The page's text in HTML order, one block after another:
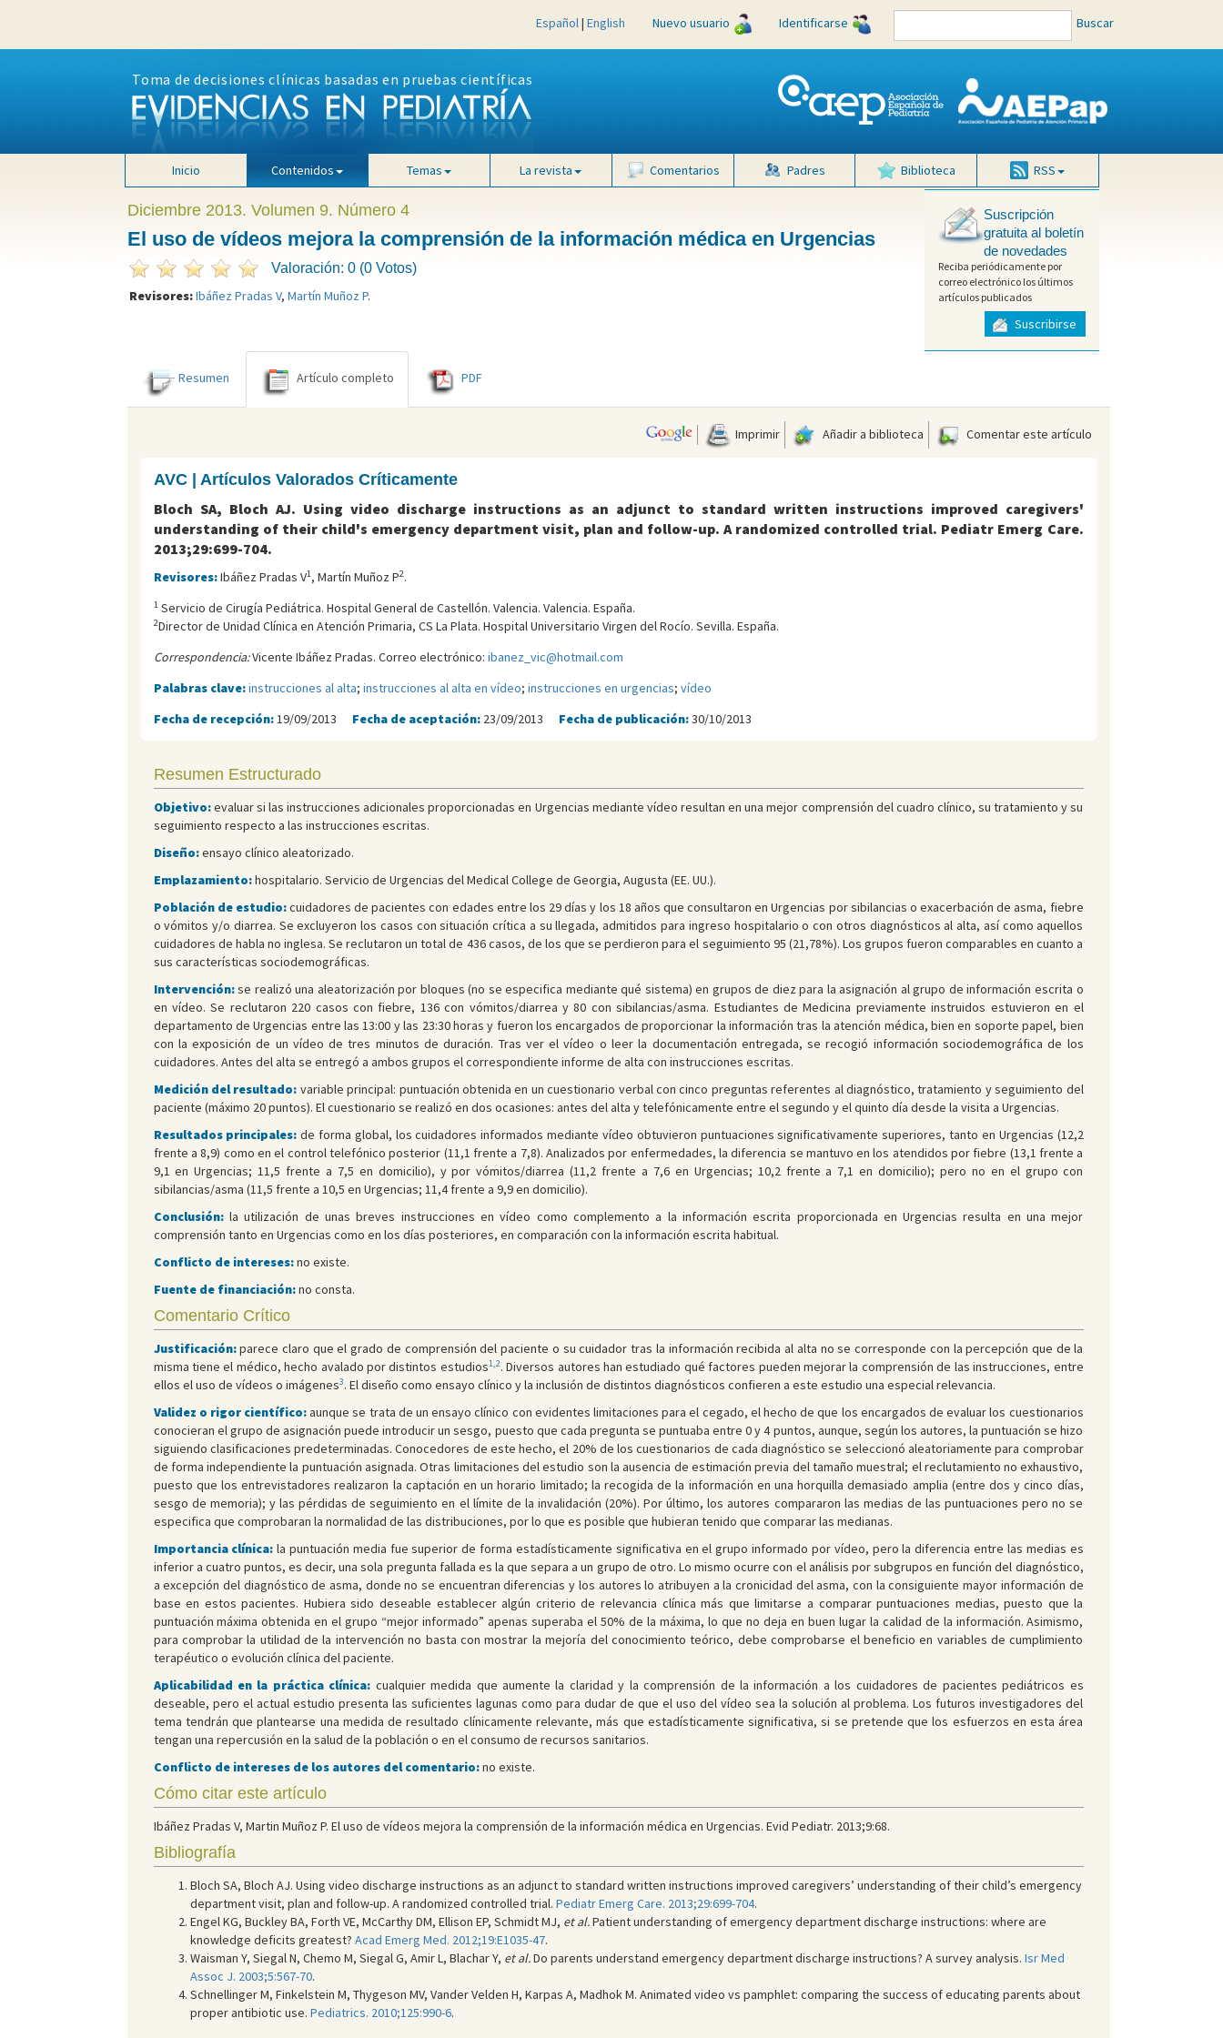
Español| English Nuevo usuario Identificarse Buscar
Toma de decisiones clínicas basadas en pruebas científicas
Inicio Contenidos Temas La revista Comentarios Padres Biblioteca RSS
Diciembre 2013. Volumen 9. Número 4
El uso de vídeos mejora la comprensión de la información médica en Urgencias
Valoración: 0 (0 Votos)
Revisores:Ibáñez Pradas V, Martín Muñoz P.
Suscripción
gratuita al boletín
de novedades
Reciba periódicamente por
correo electrónico los últimos
artículos publicados
Suscribirse
Resumen Artículo completo PDF
Imprimir Añadir a biblioteca Comentar este artículo
AVC | Artículos Valorados Críticamente
Bloch SA, Bloch AJ. Using video discharge instructions as an adjunct to standard written instructions improved caregivers'
understanding of their child's emergency department visit, plan and follow-up. A randomized controlled trial. Pediatr Emerg Care.
2013;29:699-704.
Revisores:Ibáñez Pradas V1, Martín Muñoz P2.
1Servicio de Cirugía Pediátrica. Hospital General de Castellón. Valencia. Valencia. España.
2Director de Unidad Clínica en Atención Primaria, CS La Plata. Hospital Universitario Virgen del Rocí­o. Sevilla. España.
Correspondencia:Vicente Ibáñez Pradas. Correo electrónico: ibanez_vic@hotmail.com
Palabras clave:instrucciones al alta; instrucciones al alta en vídeo; instrucciones en urgencias; vídeo
Fecha de recepción:19/09/2013 Fecha de aceptación: 23/09/2013 Fecha de publicación:30/10/2013
Resumen Estructurado
Objetivo:evaluar si las instrucciones adicionales proporcionadas en Urgencias mediante vídeo resultan en una mejor comprensión del cuadro clínico, su tratamiento y su
seguimiento respecto a las instrucciones escritas.
Diseño:ensayo clínico aleatorizado.
Emplazamiento:hospitalario. Servicio de Urgencias del Medical College de Georgia, Augusta (EE. UU.).
Población de estudio:cuidadores de pacientes con edades entre los 29 días y los 18 años que consultaron en Urgencias por sibilancias o exacerbación de asma, fiebre
o vómitos y/o diarrea. Se excluyeron los casos con situación crítica a su llegada, admitidos para ingreso hospitalario o con otros diagnósticos al alta, así como aquellos
cuidadores de habla no inglesa. Se reclutaron un total de 436 casos, de los que se perdieron para el seguimiento 95 (21,78%). Los grupos fueron comparables en cuanto a
sus características sociodemográficas.
Intervención:se realizó una aleatorización por bloques (no se especifica mediante qué sistema) en grupos de diez para la asignación al grupo de información escrita o
en vídeo. Se reclutaron 220 casos con fiebre, 136 con vómitos/diarrea y 80 con sibilancias/asma. Estudiantes de Medicina previamente instruidos estuvieron en el
departamento de Urgencias entre las 13:00 y las 23:30 horas y fueron los encargados de proporcionar la información tras la atención médica, bien en soporte papel, bien
con la exposición de un vídeo de tres minutos de duración. Tras ver el vídeo o leer la documentación entregada, se recogió información sociodemográfica de los
cuidadores. Antes del alta se entregó a ambos grupos el correspondiente informe de alta con instrucciones escritas.
Medición del resultado: variable principal: puntuación obtenida en un cuestionario verbal con cinco preguntas referentes al diagnóstico, tratamiento y seguimiento del
paciente (máximo 20 puntos). El cuestionario se realizó en dos ocasiones: antes del alta y telefónicamente entre el segundo y el quinto día desde la visita a Urgencias.
Resultados principales: de forma global, los cuidadores informados mediante vídeo obtuvieron puntuaciones significativamente superiores, tanto en Urgencias (12,2
frente a 8,9) como en el control telefónico posterior (11,1 frente a 7,8). Analizados por enfermedades, la diferencia se mantuvo en los atendidos por fiebre (13,1 frente a
9,1 en Urgencias; 11,5 frente a 7,5 en domicilio), y por vómitos/diarrea (11,2 frente a 7,6 en Urgencias; 10,2 frente a 7,1 en domicilio); pero no en el grupo con
sibilancias/asma (11,5 frente a 10,5 en Urgencias; 11,4 frente a 9,9 en domicilio).
Conclusión:la utilización de unas breves instrucciones en vídeo como complemento a la información escrita proporcionada en Urgencias resulta en una mejor
comprensión tanto en Urgencias como en los días posteriores, en comparación con la información escrita habitual.
Conflicto de intereses:no existe.
Fuente de financiación:no consta.
Comentario Crítico
Justificación:parece claro que el grado de comprensión del paciente o su cuidador tras la información recibida al alta no se corresponde con la percepción que de la
misma tiene el médico, hecho avalado por distintos estudios1,2. Diversos autores han estudiado qué factores pueden mejorar la comprensión de las instrucciones, entre
ellos el uso de vídeos o imágenes3. El diseño como ensayo clínico y la inclusión de distintos diagnósticos confieren a este estudio una especial relevancia.
Validez o rigor científico:aunque se trata de un ensayo clínico con evidentes limitaciones para el cegado, el hecho de que los encargados de evaluar los cuestionarios
conocieran el grupo de asignación puede introducir un sesgo, puesto que cada pregunta se puntuaba entre 0 y 4 puntos, aunque, según los autores, la puntuación se hizo
siguiendo clasificaciones predeterminadas. Conocedores de este hecho, el 20% de los cuestionarios de cada diagnóstico se seleccionó aleatoriamente para comprobar
de forma independiente la puntuación asignada. Otras limitaciones del estudio son la ausencia de estimación previa del tamaño muestral; el reclutamiento no exhaustivo,
puesto que los entrevistadores realizaron la captación en un horario limitado; la recogida de la información en una horquilla demasiado amplia (entre dos y cinco días,
sesgo de memoria); y las pérdidas de seguimiento en el límite de la invalidación (20%). Por último, los autores compararon las medias de las puntuaciones pero no se
especifica que comprobaran la normalidad de las distribuciones, por lo que es posible que hubieran tenido que comparar las medianas.
Importancia clínica: la puntuación media fue superior de forma estadísticamente significativa en el grupo informado por vídeo, pero la diferencia entre las medias es
inferior a cuatro puntos, es decir, una sola pregunta fallada es la que separa a un grupo de otro. Lo mismo ocurre con el análisis por subgrupos en función del diagnóstico,
a excepción del diagnóstico de asma, donde no se encuentran diferencias y los autores lo atribuyen a la cronicidad del asma, con la consiguiente mayor información de
base en estos pacientes. Hubiera sido deseable establecer algún criterio de relevancia clínica más que limitarse a comparar puntuaciones medias, puesto que la
puntuación máxima obtenida en el grupo “mejor informado” apenas superaba el 50% de la máxima, lo que no deja en buen lugar la calidad de la información. Asimismo,
para comprobar la utilidad de la intervención no basta con mostrar la mejoría del conocimiento teórico, debe comprobarse el beneficio en variables de cumplimiento
terapéutico o evolución clínica del paciente.
Aplicabilidad en la práctica clínica: cualquier medida que aumente la claridad y la comprensión de la información a los cuidadores de pacientes pediátricos es
deseable, pero el actual estudio presenta las suficientes lagunas como para dudar de que el uso del vídeo sea la solución al problema. Los futuros investigadores del
tema tendrán que plantearse una medida de resultado clínicamente relevante, más que estadísticamente significativa, si se pretende que los esfuerzos en esta área
tengan una repercusión en la salud de la población o en el consumo de recursos sanitarios.
Conflicto de intereses de los autores del comentario:no existe.
Cómo citar este artículo
Ibáñez Pradas V, Martin Muñoz P. El uso de vídeos mejora la comprensión de la información médica en Urgencias. Evid Pediatr. 2013;9:68.
Bibliografía
Bloch SA, Bloch AJ. Using video discharge instructions as an adjunct to standard written instructions improved caregivers’ understanding of their child’s emergency
department visit, plan and follow-up. A randomized controlled trial. Pediatr Emerg Care. 2013;29:699-704.
Engel KG, Buckley BA, Forth VE, McCarthy DM, Ellison EP, Schmidt MJ, et al.Patient understanding of emergency department discharge instructions: where are
knowledge deficits greatest? Acad Emerg Med. 2012;19:E1035-47.
Waisman Y, Siegal N, Chemo M, Siegal G, Amir L, Blachar Y, et al.Do parents understand emergency department discharge instructions? A survey analysis. Isr Med
Assoc J. 2003;5:567-70.
Schnellinger M, Finkelstein M, Thygeson MV, Vander Velden H, Karpas A, Madhok M. Animated video vs pamphlet: comparing the success of educating parents about
proper antibiotic use. Pediatrics. 2010;125:990-6.